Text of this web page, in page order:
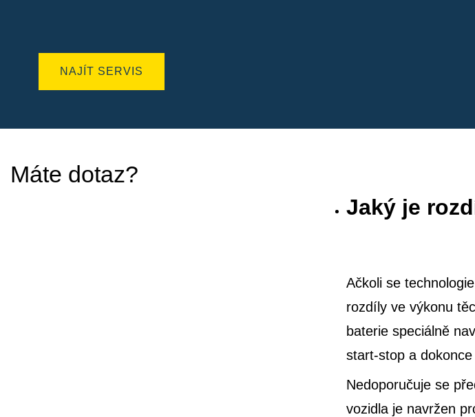
NAJÍT SERVIS
Máte dotaz?
Jaký je
Ačkoli se
rozdíly ve výkonu
baterie speciálně
start-stop a dokonce
Nedoporučuje se
vozidla je navržen